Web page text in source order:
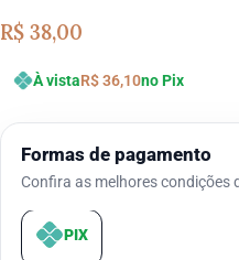
R$ 38,00
À vistaR$36,10no Pix
Formas de pagamento
Confira as melhores condições
PIX